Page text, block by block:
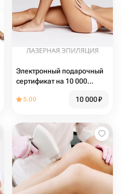
Электронный подарочный
сертификат на 10 000
5.00 10 000₽